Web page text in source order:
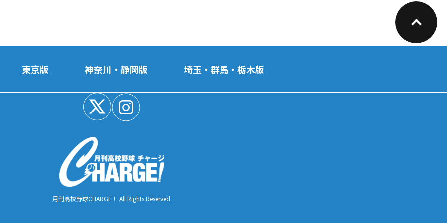
東京版 神奈川・静岡版 埼玉・群馬・栃木版
月刊高校野球CHARGE！ All Rights Reserved.